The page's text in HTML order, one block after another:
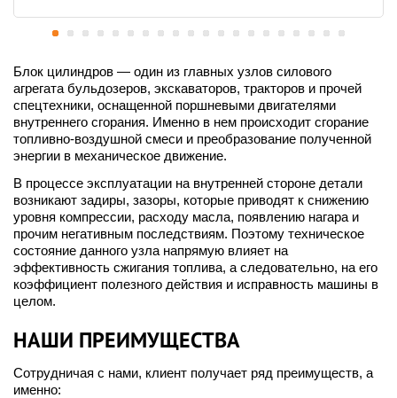
Блок цилиндров — один из главных узлов силового
агрегата бульдозеров, экскаваторов, тракторов и прочей
спецтехники, оснащенной поршневыми двигателями
внутреннего сгорания. Именно в нем происходит сгорание
топливно-воздушной смеси и преобразование полученной
энергии в механическое движение.
В процессе эксплуатации на внутренней стороне детали
возникают задиры, зазоры, которые приводят к снижению
уровня компрессии, расходу масла, появлению нагара и
прочим негативным последствиям. Поэтому техническое
состояние данного узла напрямую влияет на
эффективность сжигания топлива, а следовательно, на его
коэффициент полезного действия и исправность машины в
целом.
НАШИ ПРЕИМУЩЕСТВА
Сотрудничая с нами, клиент получает ряд преимуществ, а
именно: